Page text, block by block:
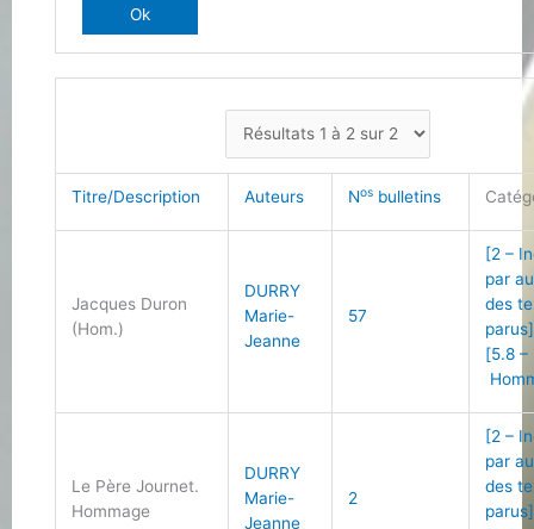
Titre/Description Auteurs Nos bulletins
Jacques Duron
(Hom.)
DURRY
Marie-
Jeanne
57
[2 –
par
des
parus]
[5.8 –
Le Père Journet.
Hommage
DURRY
Marie-
Jeanne
2
[2 –
par
des
parus]